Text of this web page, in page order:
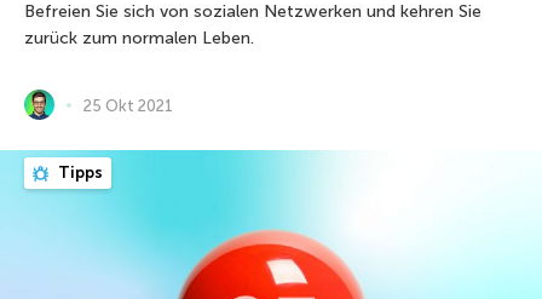
Befreien Sie sich von sozialen Netzwerken und kehren Sie
zurück zum normalen Leben.
25 Okt 2021
Tipps